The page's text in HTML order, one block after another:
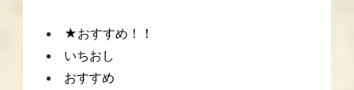
★おすすめ！！
いちおし
おすすめ